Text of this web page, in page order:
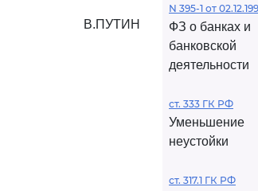
В.ПУТИН
N 395-1 от
ФЗ о банках и
банковской
деятельности
ст. 333 ГК РФ
Уменьшение
неустойки
ст. 317.1 ГК РФ